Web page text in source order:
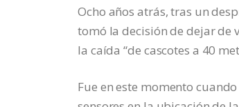
Ocho años atrás, tras un
tomó la decisión de dejar de
la caída “de cascotes a 40
Fue en este momento